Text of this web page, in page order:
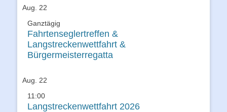
Aug. 22
Ganztägig
Fahrtenseglertreffen &
Langstreckenwettfahrt &
Bürgermeisterregatta
Aug. 22
11:00
Langstreckenwettfahrt 2026